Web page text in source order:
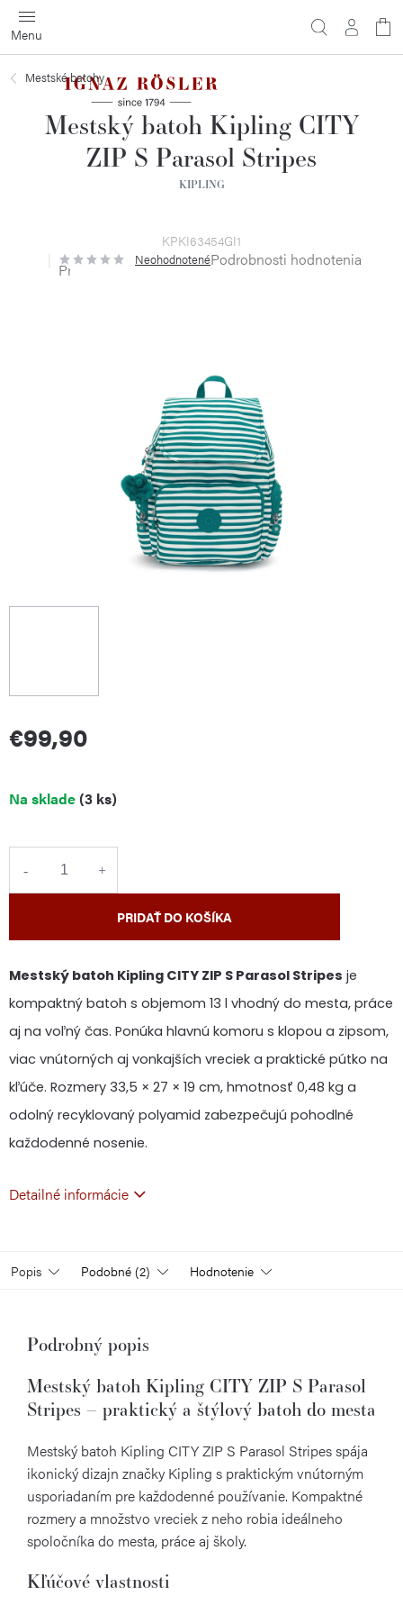
Prejsť
na
obsah
Mestské batohy
Mestský batoh Kipling CITY
ZIP S Parasol Stripes
KIPLING
KPKI63454GI1
Priemerné
hodnotenie
NeohodnotenéPodrobnosti hodnotenia
€99,90
Jednotková
cena:
Na sklade(3 ks)
PRIDAŤ DO KOŠÍKA
Mestský batoh Kipling CITY ZIP S Parasol Stripes je
kompaktný batoh s objemom 13 l vhodný do mesta, práce
aj na voľný čas. Ponúka hlavnú komoru s klopou a zipsom,
viac vnútorných aj vonkajších vreciek a praktické pútko na
kľúče. Rozmery 33,5 × 27 × 19 cm, hmotnosť 0,48 kg a
odolný recyklovaný polyamid zabezpečujú pohodlné
každodenné nosenie.
Detailné informácie
Popis Podobné (2) Hodnotenie
Podrobný popis
Mestský batoh Kipling CITY ZIP S Parasol
Stripes – praktický a štýlový batoh do mesta
Mestský batoh Kipling CITY ZIP S Parasol Stripes spája
ikonický dizajn značky Kipling s praktickým vnútorným
usporiadaním pre každodenné používanie. Kompaktné
rozmery a množstvo vreciek z neho robia ideálneho
spoločníka do mesta, práce aj školy.
Kľúčové vlastnosti